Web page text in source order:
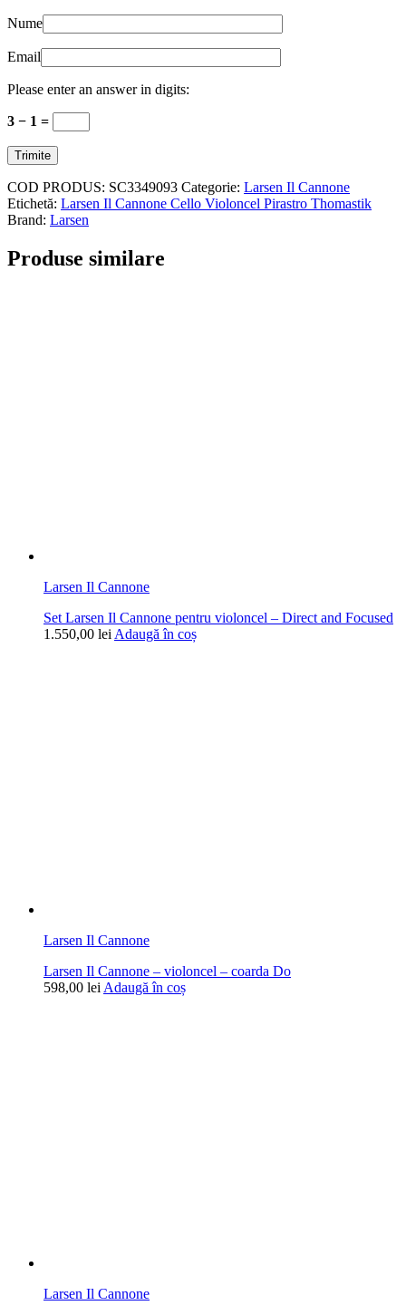
Nume
Email
Please enter an answer in digits:
3 − 1 =
COD PRODUS: SC3349093 Categorie: Larsen Il Cannone
Etichetă: Larsen Il Cannone Cello Violoncel Pirastro Thomastik
Brand: Larsen
Produse similare
Larsen Il Cannone
Set Larsen Il Cannone pentru violoncel – Direct and Focused
1.550,00 lei Adaugă în coș
Larsen Il Cannone
Larsen Il Cannone – violoncel – coarda Do
598,00 lei Adaugă în coș
Larsen Il Cannone